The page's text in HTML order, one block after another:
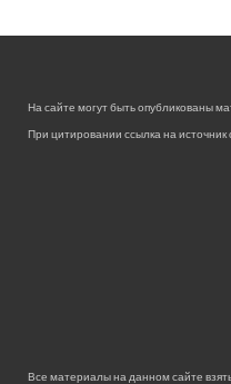
На сайте могут быть опубликованы
При цитировании ссылка на источник
Все материалы на данном сайте